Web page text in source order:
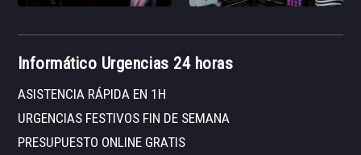
Informático Urgencias 24 horas
ASISTENCIA RÁPIDA EN 1H
URGENCIAS FESTIVOS FIN DE SEMANA
PRESUPUESTO ONLINE GRATIS